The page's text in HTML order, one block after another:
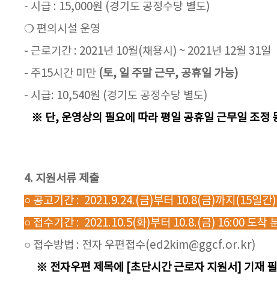
- 시급 : 15,000원 (경기도 공정수당 별도)
❍ 편의시설 운영
- 근로기간 : 2021년 10월(채용시) ~ 2021년 12월 31일
- 주15시간 미만 (토, 일 주말 근무, 공휴일 가능)
- 시급: 10,540원 (경기도 공정수당 별도)
※ 단, 운영상의 필요에 따라 평일 공휴일 근무일 조정
4. 지원서류 제출
○ 공고기간 : 2021.9.24.(금)부터 10.8(금)까지(15일간)
○ 접수기간 : 2021.10.5(화)부터 10.8.(금) 16:00 도착
○ 접수방법 : 전자 우편접수(ed2kim@ggcf.or.kr)
※ 전자우편 제목에 [초단시간 근로자 지원서] 기재